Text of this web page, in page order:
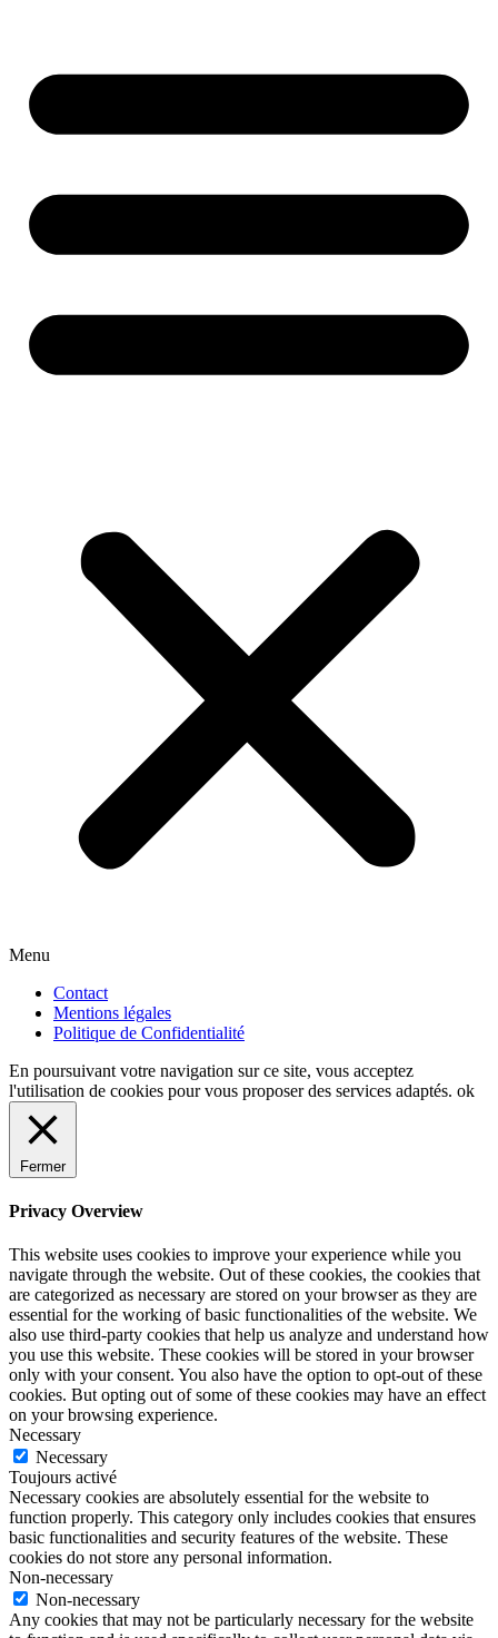
Menu
Contact
Mentions légales
Politique de Confidentialité
En poursuivant votre navigation sur ce site, vous acceptez
l'utilisation de cookies pour vous proposer des services adaptés. ok
Fermer
Privacy Overview
This website uses cookies to improve your experience while you
navigate through the website. Out of these cookies, the cookies that
are categorized as necessary are stored on your browser as they are
essential for the working of basic functionalities of the website. We
also use third-party cookies that help us analyze and understand how
you use this website. These cookies will be stored in your browser
only with your consent. You also have the option to opt-out of these
cookies. But opting out of some of these cookies may have an effect
on your browsing experience.
Necessary
Necessary
Toujours activé
Necessary cookies are absolutely essential for the website to
function properly. This category only includes cookies that ensures
basic functionalities and security features of the website. These
cookies do not store any personal information.
Non-necessary
Non-necessary
Any cookies that may not be particularly necessary for the website